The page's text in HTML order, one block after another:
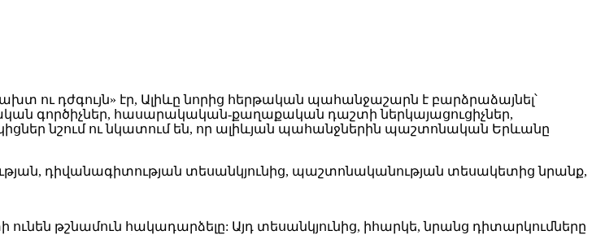
ու դժգույն» էր, Ալիևը նորից հերթական պահանջաշարն է բարձրաձայնել՝
գործիչներ, հասարակական-քաղաքական դաշտի ներկայացուցիչներ,
նշում ու նկատում են, որ ալիևյան պահանջներին պաշտոնական Երևանը
դիվանագիտության տեսանկյունից, պաշտոնականության տեսակետից նրանք,
թշնամուն հակադարձելը: Այդ տեսանկյունից, իհարկե, նրանց դիտարկումները